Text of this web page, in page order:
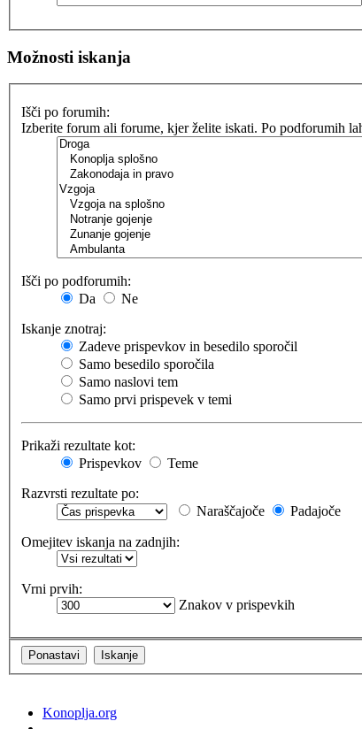
Možnosti iskanja
Išči po forumih:
Izberite forum ali forume, kjer želite iskati. Po podforumih
Išči po podforumih:
Da
Ne
Iskanje znotraj:
Zadeve prispevkov in besedilo sporočil
Samo besedilo sporočila
Samo naslovi tem
Samo prvi prispevek v temi
Prikaži rezultate kot:
Prispevkov
Teme
Razvrsti rezultate po:
Naraščajoče
Padajoče
Omejitev iskanja na zadnjih:
Vrni prvih:
Znakov v prispevkih
Konoplja.org